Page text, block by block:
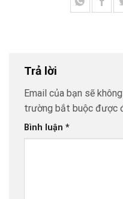
Trả lời
Email của bạn sẽ
trường bắt buộc được
Bình luận *